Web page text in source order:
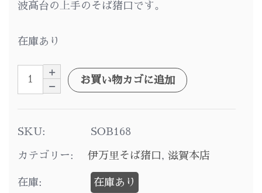
波高台の上手のそば猪口です。
在庫あり
お買い物カゴに追加
SKU: SOB168
カテゴリー: 伊万里そば猪口, 滋賀本店
在庫: 在庫あり